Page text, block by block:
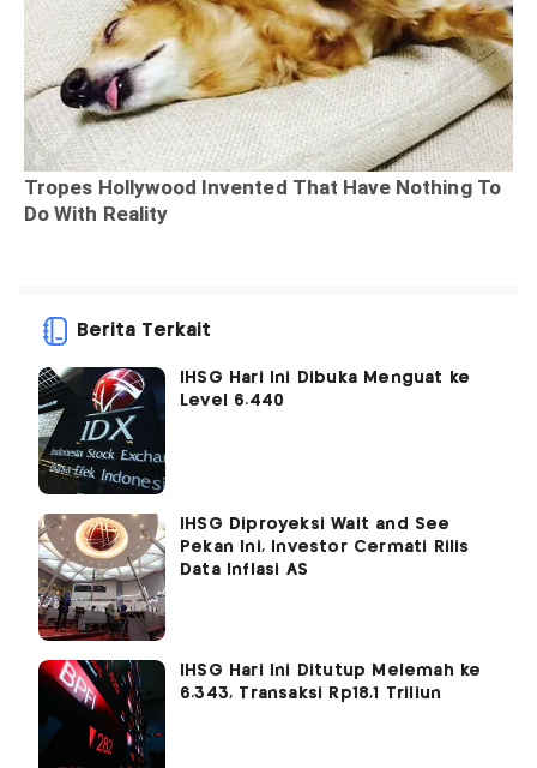
Berita Terkait
IHSG Hari Ini Dibuka Menguat ke
Level 6.440
IHSG Diproyeksi Wait and See
Pekan Ini, Investor Cermati Rilis
Data Inflasi AS
IHSG Hari Ini Ditutup Melemah ke
6.343, Transaksi Rp18,1 Triliun